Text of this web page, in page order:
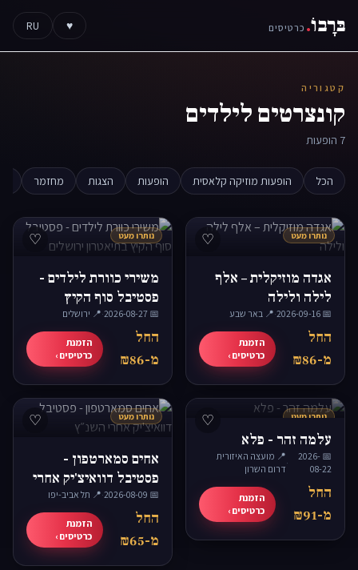
בּרָבוֹ. כרטיסים ♥
RU
קטגוריה
קונצרטים לילדים
7 הופעות
הכל הופעות מוזיקה קלאסית הופעות הצגות מחזמר
♡ נותרו מעט
אגדה מוזיקלית – אלף
לילה ולילה
📅 2026-09-16
·📍 באר שבע
החל
מ-₪86
הזמנת
כרטיסים ›
♡ נותרו מעט
משירי כוורת לילדים -
פסטיבל סוף הקיץ
בתיאטרון ירושלים
📅 2026-08-27
·📍 ירושלים
החל
מ-₪86
הזמנת
כרטיסים ›
♡ נותרו מעט
עלמה זהר - פלא
📅 2026-
08-22
·
📍 מועצה האיזורית
דרום השרון
החל
מ-₪91
הזמנת
כרטיסים ›
♡ נותרו מעט
אחים סמארטפון -
פסטיבל דוואיצ'יק אחרי
השנ״ץ
📅 2026-08-09
·📍 תל אביב-יפו
החל
מ-₪65
הזמנת
כרטיסים ›